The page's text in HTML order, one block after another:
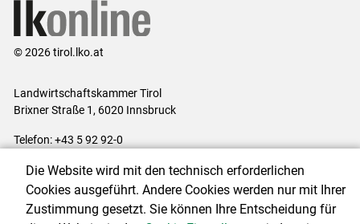
© 2026 tirol.lko.at
Landwirtschaftskammer Tirol
Brixner Straße 1, 6020 Innsbruck
Telefon: +43 5 92 92-0
Impressum|Kontakt|Datenschutzerklärung|Barrierefreiheit|
Cookie-Einstellungen
Die Website wird mit den technisch erforderlichen
Cookies ausgeführt. Andere Cookies werden nur mit Ihrer
Zustimmung gesetzt. Sie können Ihre Entscheidung für